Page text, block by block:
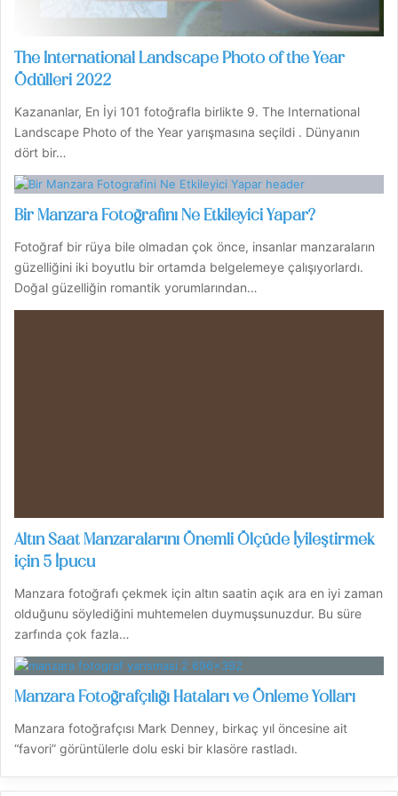
The International Landscape Photo of the Year
Ödülleri 2022
Kazananlar, En İyi 101 fotoğrafla birlikte 9. The International
Landscape Photo of the Year yarışmasına seçildi . Dünyanın
dört bir…
Bir Manzara Fotoğrafını Ne Etkileyici Yapar?
Fotoğraf bir rüya bile olmadan çok önce, insanlar manzaraların
güzelliğini iki boyutlu bir ortamda belgelemeye çalışıyorlardı.
Doğal güzelliğin romantik yorumlarından…
Altın Saat Manzaralarını Önemli Ölçüde İyileştirmek
için 5 İpucu
Manzara fotoğrafı çekmek için altın saatin açık ara en iyi zaman
olduğunu söylediğini muhtemelen duymuşsunuzdur. Bu süre
zarfında çok fazla…
Manzara Fotoğrafçılığı Hataları ve Önleme Yolları
Manzara fotoğrafçısı Mark Denney, birkaç yıl öncesine ait
“favori” görüntülerle dolu eski bir klasöre rastladı.